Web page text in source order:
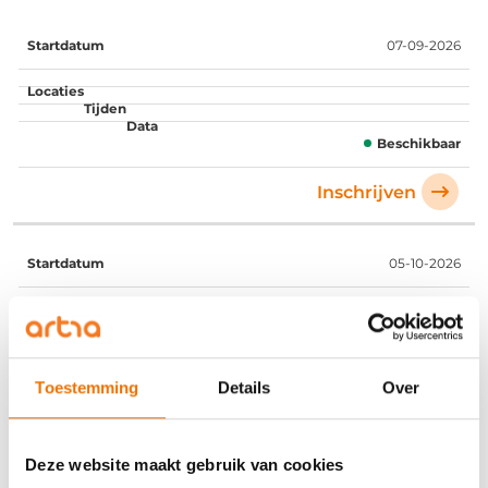
Toestemming Details Over
Deze website maakt gebruik van cookies
Startdatum 07-09-2026
Beschikbaar
Inschrijven
05-10-2026
Beschikbaar